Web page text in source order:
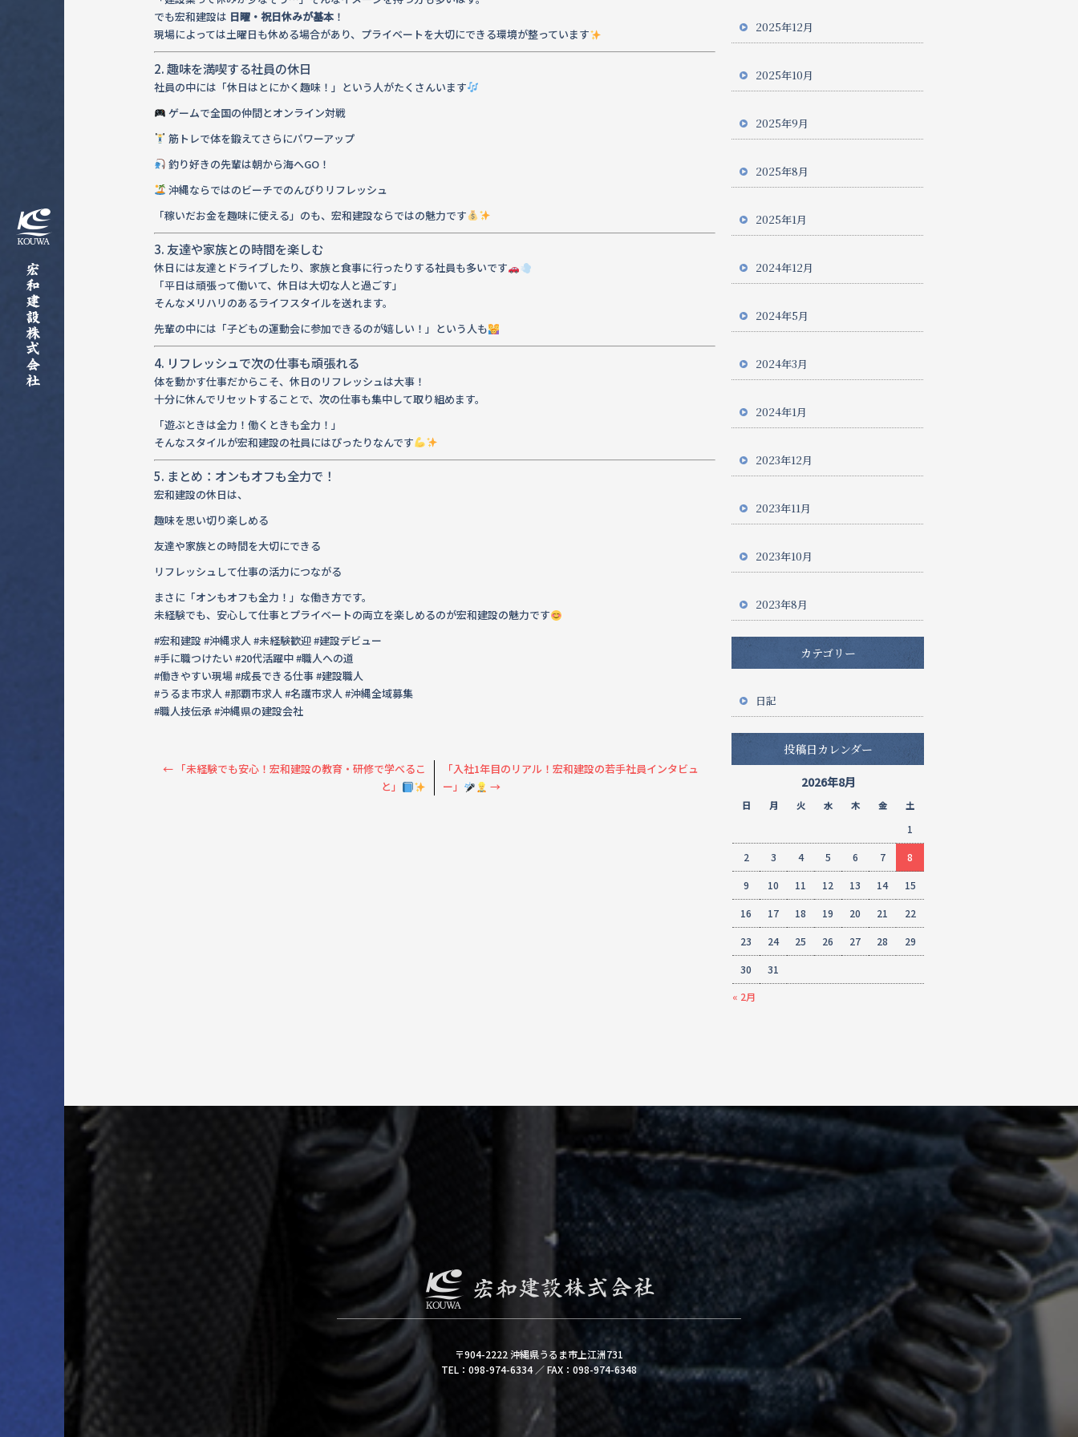
でも宏和建設は 日曜・祝日休みが基本 ！
現場によっては土曜日も休める場合があり、プライベートを大切にできる環境が整っています
2. 趣味を満喫する社員の休日
社員の中には「休日はとにかく趣味！」という人がたくさんいます
ゲームで全国の仲間とオンライン対戦
筋トレで体を鍛えてさらにパワーアップ
釣り好きの先輩は朝から海へGO！
沖縄ならではのビーチでのんびりリフレッシュ
「稼いだお金を趣味に使える」のも、宏和建設ならではの魅力です
3. 友達や家族との時間を楽しむ
休日には友達とドライブしたり、家族と食事に行ったりする社員も多いです
「平日は頑張って働いて、休日は大切な人と過ごす」
そんなメリハリのあるライフスタイルを送れます。
先輩の中には「子どもの運動会に参加できるのが嬉しい！」という人も
4. リフレッシュで次の仕事も頑張れる
体を動かす仕事だからこそ、休日のリフレッシュは大事！
十分に休んでリセットすることで、次の仕事も集中して取り組めます。
「遊ぶときは全力！働くときも全力！」
そんなスタイルが宏和建設の社員にはぴったりなんです
5. まとめ：オンもオフも全力で！
宏和建設の休日は、
趣味を思い切り楽しめる
友達や家族との時間を大切にできる
リフレッシュして仕事の活力につながる
まさに「オンもオフも全力！」な働き方です。
未経験でも、安心して仕事とプライベートの両立を楽しめるのが宏和建設の魅力です
#宏和建設 #沖縄求人 #未経験歓迎 #建設デビュー
#手に職つけたい #20代活躍中 #職人への道
#働きやすい現場 #成長できる仕事 #建設職人
#うるま市求人 #那覇市求人 #名護市求人 #沖縄全域募集
#職人技伝承 #沖縄県の建設会社
← 「未経験でも安心！宏和建設の教育・研修で学べるこ
と」
「入社1年目のリアル！宏和建設の若手社員インタビュ
ー」
→
2025年12月
2025年10月
2025年9月
2025年8月
2025年1月
2024年12月
2024年5月
2024年3月
2024年1月
2023年12月
2023年11月
2023年10月
2023年8月
カテゴリー
日記
投稿日カレンダー
2026年8月
日 月 火 水 木 金 土
« 2月
1
2 3 4 5 6 7 8
9 10 11 12 13 14 15
16 17 18 19 20 21 22
23 24 25 26 27 28 29
30 31
〒904-2222 沖縄県うるま市上江洲731
TEL：098-974-6334 ／ FAX：098-974-6348